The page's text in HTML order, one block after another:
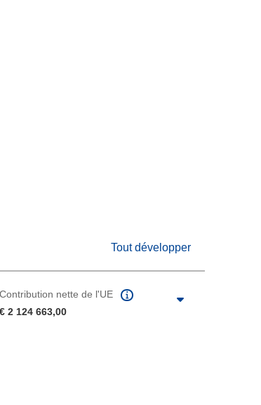
Tout développer
Contribution nette de l'UE
€ 2 124 663,00